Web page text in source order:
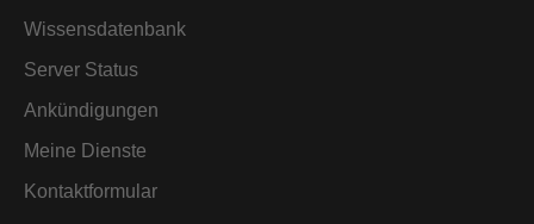
Wissensdatenbank
Server Status
Ankündigungen
Meine Dienste
Kontaktformular